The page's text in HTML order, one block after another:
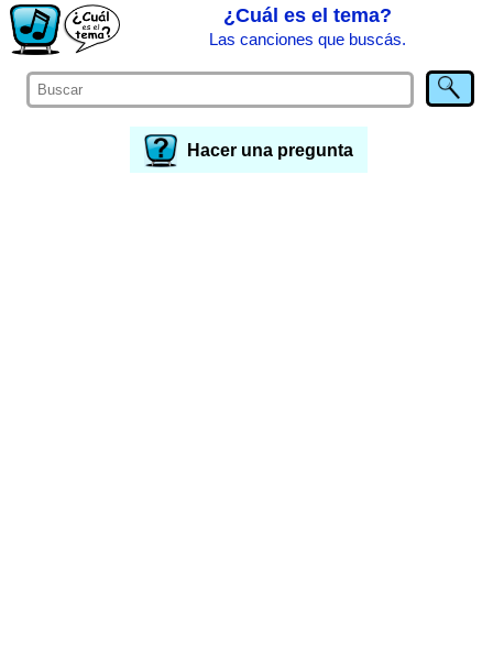
¿Cuál es el tema?
Las canciones que buscás.
Hacer una pregunta